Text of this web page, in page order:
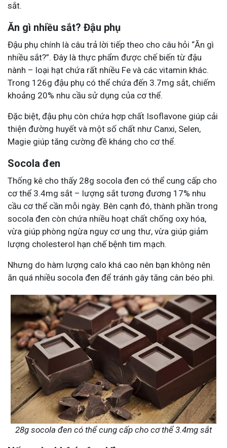
sắt.
Ăn gì nhiều sắt? Đậu phụ
Đậu phụ chính là câu trả lời tiếp theo cho câu hỏi “Ăn gì
nhiều sắt?”. Đây là thực phẩm được chế biến từ đậu
nành – loại hạt chứa rất nhiều Fe và các vitamin khác.
Trong 126g đậu phụ có thể chứa đến 3.7mg sắt, chiếm
khoảng 20% nhu cầu sử dụng của cơ thể.
Đặc biệt, đậu phụ còn chứa hợp chất Isoflavone giúp cải
thiện đường huyết và một số chất như Canxi, Selen,
Magie giúp tăng cường đề kháng cho cơ thể.
Socola đen
Thống kê cho thấy 28g socola đen có thể cung cấp cho
cơ thể 3.4mg sắt – lượng sắt tương đương 17% nhu
cầu cơ thể cần mỗi ngày. Bên cạnh đó, thành phần trong
socola đen còn chứa nhiều hoạt chất chống oxy hóa,
vừa giúp phòng ngừa nguy cơ ung thư, vừa giúp giảm
lượng cholesterol hạn chế bệnh tim mạch.
Nhưng do hàm lượng calo khá cao nên bạn không nên
ăn quá nhiều socola đen để tránh gây tăng cân béo phì.
28g socola đen có thể cung cấp cho cơ thể 3.4mg sắt